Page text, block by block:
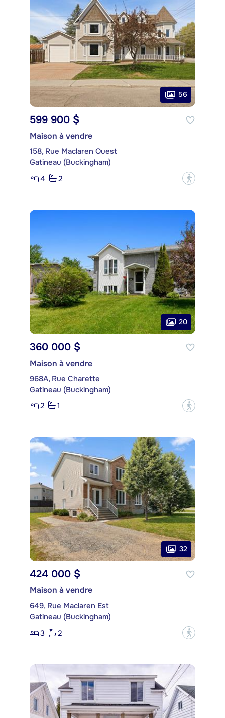
56
599 900 $
Maison à vendre
158, Rue Maclaren Ouest
Gatineau (Buckingham)
4
2 ?
20
360 000 $
Maison à vendre
968A, Rue Charette
Gatineau (Buckingham)
2
1 ?
32
424 000 $
Maison à vendre
649, Rue Maclaren Est
Gatineau (Buckingham)
3
2 ?